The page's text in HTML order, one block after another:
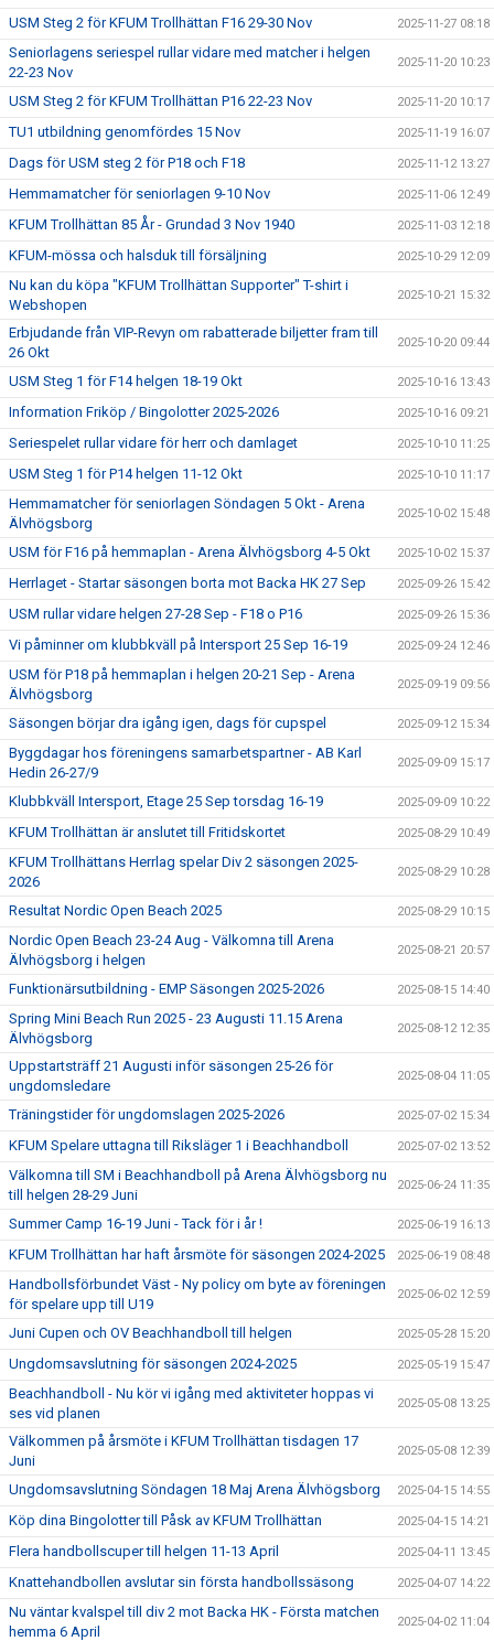
USM Steg 2 för KFUM Trollhättan F16 29-30 Nov
2025-11-27 08:18
Seniorlagens seriespel rullar vidare med matcher i helgen
22-23 Nov
2025-11-20 10:23
USM Steg 2 för KFUM Trollhättan P16 22-23 Nov 2025-11-20 10:17
TU1 utbildning genomfördes 15 Nov 2025-11-19 16:07
Dags för USM steg 2 för P18 och F18 2025-11-12 13:27
Hemmamatcher för seniorlagen 9-10 Nov 2025-11-06 12:49
KFUM Trollhättan 85 År - Grundad 3 Nov 1940 2025-11-03 12:18
KFUM-mössa och halsduk till försäljning 2025-10-29 12:09
Nu kan du köpa "KFUM Trollhättan Supporter" T-shirt i
Webshopen
2025-10-21 15:32
Erbjudande från VIP-Revyn om rabatterade biljetter fram till
26 Okt
2025-10-20 09:44
USM Steg 1 för F14 helgen 18-19 Okt 2025-10-16 13:43
Information Friköp / Bingolotter 2025-2026 2025-10-16 09:21
Seriespelet rullar vidare för herr och damlaget 2025-10-10 11:25
USM Steg 1 för P14 helgen 11-12 Okt 2025-10-10 11:17
Hemmamatcher för seniorlagen Söndagen 5 Okt - Arena
Älvhögsborg
2025-10-02 15:48
USM för F16 på hemmaplan - Arena Älvhögsborg 4-5 Okt 2025-10-02 15:37
Herrlaget - Startar säsongen borta mot Backa HK 27 Sep 2025-09-26 15:42
USM rullar vidare helgen 27-28 Sep - F18 o P16 2025-09-26 15:36
Vi påminner om klubbkväll på Intersport 25 Sep 16-19 2025-09-24 12:46
USM för P18 på hemmaplan i helgen 20-21 Sep - Arena
Älvhögsborg
2025-09-19 09:56
Säsongen börjar dra igång igen, dags för cupspel 2025-09-12 15:34
Byggdagar hos föreningens samarbetspartner - AB Karl
Hedin 26-27/9
2025-09-09 15:17
Klubbkväll Intersport, Etage 25 Sep torsdag 16-19 2025-09-09 10:22
KFUM Trollhättan är anslutet till Fritidskortet 2025-08-29 10:49
KFUM Trollhättans Herrlag spelar Div 2 säsongen 2025-
2026
2025-08-29 10:28
Resultat Nordic Open Beach 2025 2025-08-29 10:15
Nordic Open Beach 23-24 Aug - Välkomna till Arena
Älvhögsborg i helgen
2025-08-21 20:57
Funktionärsutbildning - EMP Säsongen 2025-2026 2025-08-15 14:40
Spring Mini Beach Run 2025 - 23 Augusti 11.15 Arena
Älvhögsborg
2025-08-12 12:35
Uppstartsträff 21 Augusti inför säsongen 25-26 för
ungdomsledare
2025-08-04 11:05
Träningstider för ungdomslagen 2025-2026 2025-07-02 15:34
KFUM Spelare uttagna till Riksläger 1 i Beachhandboll 2025-07-02 13:52
Välkomna till SM i Beachhandboll på Arena Älvhögsborg nu
till helgen 28-29 Juni
2025-06-24 11:35
Summer Camp 16-19 Juni - Tack för i år ! 2025-06-19 16:13
KFUM Trollhättan har haft årsmöte för säsongen 2024-2025 2025-06-19 08:48
Handbollsförbundet Väst - Ny policy om byte av föreningen
för spelare upp till U19
2025-06-02 12:59
Juni Cupen och OV Beachhandboll till helgen 2025-05-28 15:20
Ungdomsavslutning för säsongen 2024-2025 2025-05-19 15:47
Beachhandboll - Nu kör vi igång med aktiviteter hoppas vi
ses vid planen
2025-05-08 13:25
Välkommen på årsmöte i KFUM Trollhättan tisdagen 17
Juni
2025-05-08 12:39
Ungdomsavslutning Söndagen 18 Maj Arena Älvhögsborg 2025-04-15 14:55
Köp dina Bingolotter till Påsk av KFUM Trollhättan 2025-04-15 14:21
Flera handbollscuper till helgen 11-13 April 2025-04-11 13:45
Knattehandbollen avslutar sin första handbollssäsong 2025-04-07 14:22
Nu väntar kvalspel till div 2 mot Backa HK - Första matchen
hemma 6 April
2025-04-02 11:04